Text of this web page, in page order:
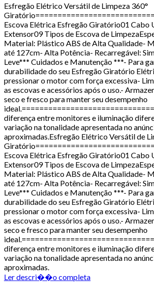
Esfregão Elétrico Versátil de Limpeza 360°
Escova Elétrica Esfregão Giratório01 Cabo
Extensor09 Tipos de Escova de
Material: Plástico ABS de Alta Qualidade-
até 127cm- Alta Potência- Recarregável:
Leve*** Cuidados e Manutenção ***- Para
durabilidade do seu Esfregão Giratório
pressionar o motor com força excessiva-
as escovas e acessórios após o uso.-
seco e fresco para manter seu desempenho
diferença entre monitores e iluminação
variação na tonalidade apresentada no
aproximadas.Esfregão Elétrico Versátil de
Escova Elétrica Esfregão Giratório01 Cabo
Extensor09 Tipos de Escova de
Material: Plástico ABS de Alta Qualidade-
até 127cm- Alta Potência- Recarregável:
Leve*** Cuidados e Manutenção ***- Para
durabilidade do seu Esfregão Giratório
pressionar o motor com força excessiva-
as escovas e acessórios após o uso.-
seco e fresco para manter seu desempenho
diferença entre monitores e iluminação
variação na tonalidade apresentada no
aproximadas.
Ler descri��o completa